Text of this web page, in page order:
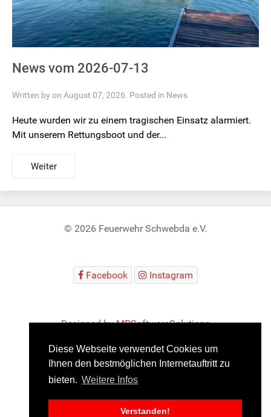
Diese Webseite verwendet Cookies um
Ihnen den bestmöglichen Internetauftritt zu
bieten. Weitere Infos
Verstanden!
News vom 2026-07-13
Written by on August 07, 2026. Posted in News
Heute wurden wir zu einem tragischen Einsatz alarmiert.
Mit unserem Rettungsboot und der...
Weiter
© 2026 Feuerwehr Schwebda e.V.
Facebook Instagram
Designed byMBSoftwareSolutions
Impressum Datenschutz